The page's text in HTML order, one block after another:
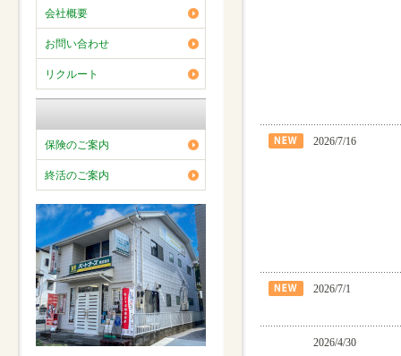
会社概要
お問い合わせ
リクルート
保険のご案内
終活のご案内
2026/7/16
2026/7/1
2026/4/30